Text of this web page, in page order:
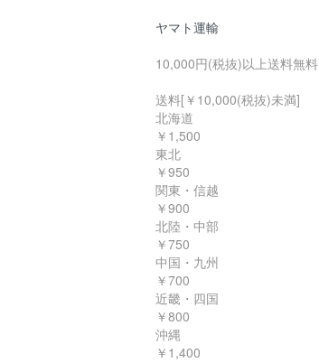
ヤマト運輸
10,000円(税抜)以上送料無料
送料[￥10,000(税抜)未満]
北海道
￥1,500
東北
￥950
関東・信越
￥900
北陸・中部
￥750
中国・九州
￥700
近畿・四国
￥800
沖縄
￥1,400